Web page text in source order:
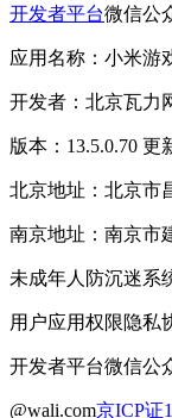
开发者平台微信公
应用名称：小米游
开发者：北京瓦力
版本：13.5.0.70 更
北京地址：北京市
南京地址：南京市
未成年人防沉迷系
用户应用权限隐私
开发者平台微信公
@wali.com京ICP证